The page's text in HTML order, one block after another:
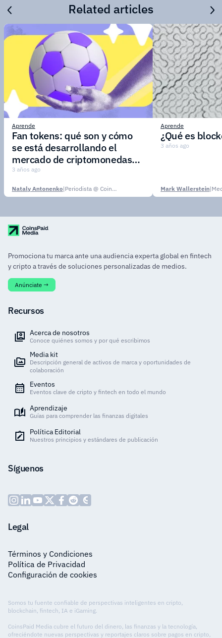
Related articles
Aprende
Fan tokens: qué son y cómo
se está desarrollando el
mercado de criptomonedas
deportivas
3 años ago
Nataly Antonenko| Periodista @ CoinsPaid Media
Aprende
¿Qué es
3 años ago
Mark Wallerstein|
Promociona tu marca ante una audiencia experta global en fintech
y cripto a través de soluciones personalizadas de medios.
Anúnciate →
Recursos
Acerca de nosotros
Conoce quiénes somos y por qué escribimos
Media kit
Descripción general de activos de marca y oportunidades de
colaboración
Eventos
Eventos clave de cripto y fintech en todo el mundo
Aprendizaje
Guías para comprender las finanzas digitales
Política Editorial
Nuestros principios y estándares de publicación
Síguenos
Legal
Términos y Condiciones
Política de Privacidad
Configuración de cookies
Somos tu fuente confiable de perspectivas inteligentes en cripto,
blockchain, fintech, IA e iGaming.
CoinsPaid Media cubre el futuro del dinero, las finanzas y la tecnología,
ofreciéndote nuevas perspectivas y reportajes claros sobre pagos en cripto,